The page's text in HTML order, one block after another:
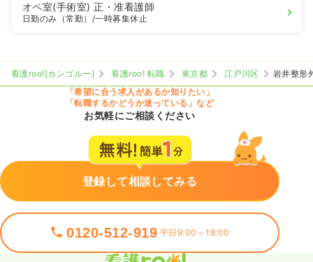
オペ室(手術室)正・准看護師
日勤のみ（常勤） /一時募集休止
看護roo![カンゴルー] 看護roo! 転職 東京都 江戸川区
岩井整形
「希望に合う求人があるか知りたい」
「転職するかどうか迷っている」など
お気軽にご相談ください
登録して相談してみる
0120-512-919 平日9:00～18:00